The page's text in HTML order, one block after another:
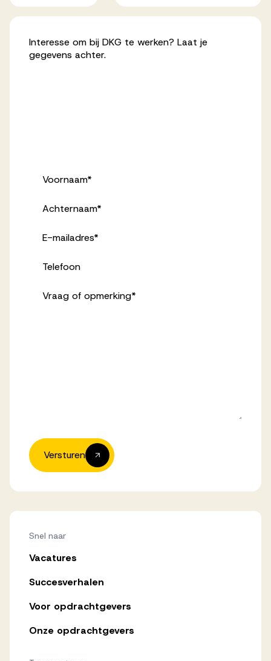
Interesse om bij DKG te werken? Laat je
gegevens achter.
Voornaam*
Achternaam*
E-mailadres*
Telefoon
Vraag of opmerking*
Versturen
Snel naar
Vacatures
Succesverhalen
Voor opdrachtgevers
Onze opdrachtgevers